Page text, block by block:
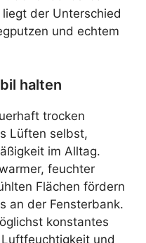
der Unterschied
und echtem
halten
trocken
Lüften selbst,
im Alltag.
feuchter
Flächen fördern
an der Fensterbank.
konstantes
und